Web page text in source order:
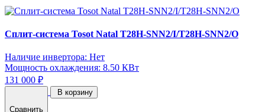
Сплит-система Tosot Natal T28H-SNN2/I/T28H-SNN2/O
Наличие инвертора: Нет
Мощность охлаждения: 8.50 КВт
131 000 ₽
Сравнить
В корзину